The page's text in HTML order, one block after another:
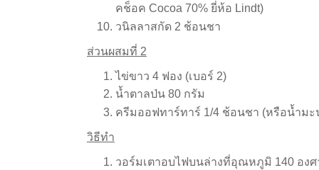
คช็อค Cocoa 70% ยี่ห้อ Lindt)
วนิลลาสกัด 2 ช้อนชา
ส่วนผสมที่ 2
ไข่ขาว 4 ฟอง (เบอร์ 2)
น้ำตาลป่น 80 กรัม
ครีมออฟทาร์ทาร์ 1/4 ช้อนชา (หรือน้ำม
วิธีทำ
วอร์มเตาอบไฟบนล่างที่อุณหภูมิ 140 องศ